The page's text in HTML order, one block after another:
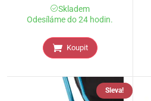
Skladem
Odesíláme do 24 hodin.
Koupit
Sleva!